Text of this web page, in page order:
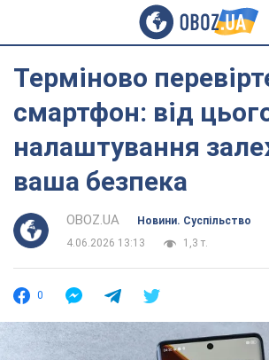
Терміново
смартфон: від
налаштування
ваша безпека
OBOZ.UA
Новини. Суспільство
4.06.2026 13:13
1,3 т.
0